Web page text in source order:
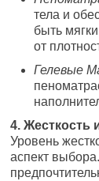
тела и
быть
от
Гелевые
4. Жесткость
Уровень
аспект